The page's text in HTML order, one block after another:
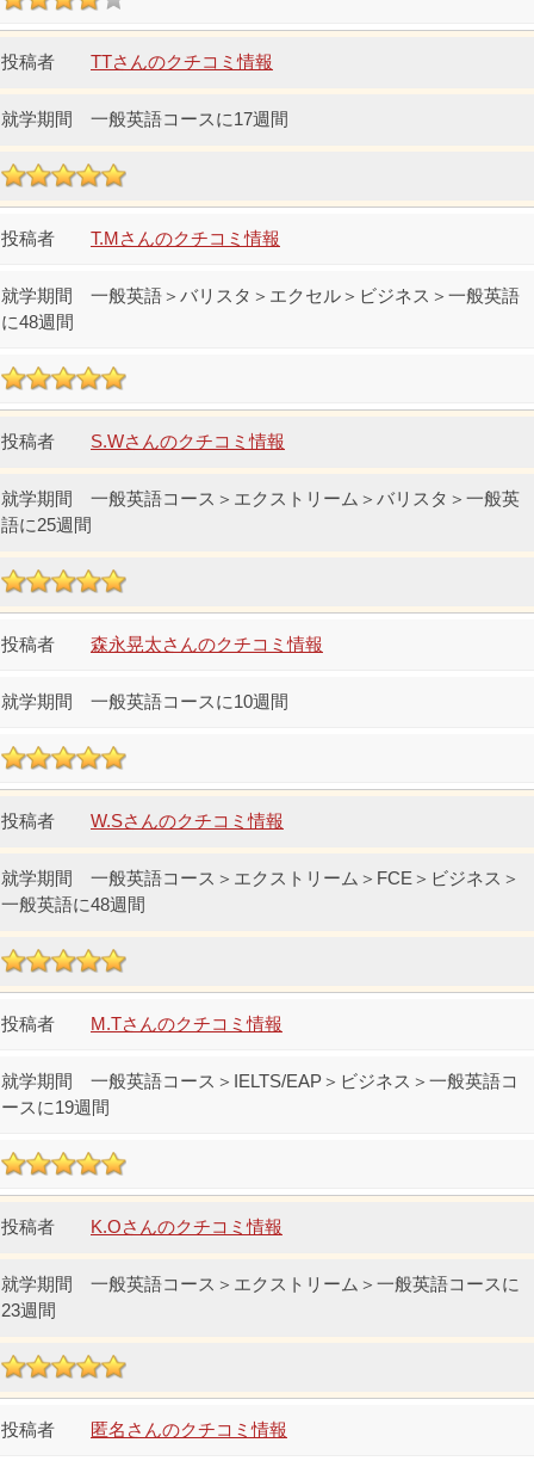
TTさんのクチコミ情報
一般英語コースに17週間
T.Mさんのクチコミ情報
一般英語＞バリスタ＞エクセル＞ビジネス＞一般英語
に48週間
S.Wさんのクチコミ情報
一般英語コース＞エクストリーム＞バリスタ＞一般英
語に25週間
森永晃太さんのクチコミ情報
一般英語コースに10週間
W.Sさんのクチコミ情報
一般英語コース＞エクストリーム＞FCE＞ビジネス＞
一般英語に48週間
M.Tさんのクチコミ情報
一般英語コース＞IELTS/EAP＞ビジネス＞一般英語コ
ースに19週間
K.Oさんのクチコミ情報
一般英語コース＞エクストリーム＞一般英語コースに
23週間
匿名さんのクチコミ情報